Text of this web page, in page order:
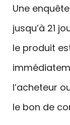
Une
jusqu’à 21
le produit
l’acheteur
le bon de